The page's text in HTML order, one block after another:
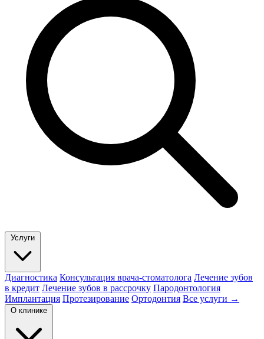
Услуги
Диагностика Консультация врача-стоматолога Лечение зубов
в кредит Лечение зубов в рассрочку Пародонтология
Имплантация Протезирование Ортодонтия Все услуги →
О клинике